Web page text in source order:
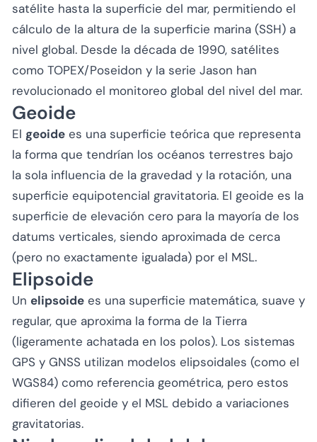
satélite hasta la superficie del mar, permitiendo el
cálculo de la altura de la superficie marina (SSH) a
nivel global. Desde la década de 1990, satélites
como TOPEX/Poseidon y la serie Jason han
revolucionado el monitoreo global del nivel del mar.
Geoide
El geoide es una superficie teórica que representa
la forma que tendrían los océanos terrestres bajo
la sola influencia de la gravedad y la rotación, una
superficie equipotencial gravitatoria. El geoide es la
superficie de elevación cero para la mayoría de los
datums verticales, siendo aproximada de cerca
(pero no exactamente igualada) por el MSL.
Elipsoide
Un elipsoide es una superficie matemática, suave y
regular, que aproxima la forma de la Tierra
(ligeramente achatada en los polos). Los sistemas
GPS y GNSS utilizan modelos elipsoidales (como el
WGS84) como referencia geométrica, pero estos
difieren del geoide y el MSL debido a variaciones
gravitatorias.